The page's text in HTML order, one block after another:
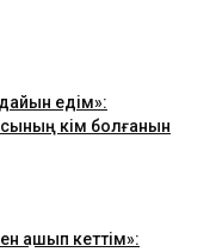
едім»:
кім болғанын
қашып кеттім»: